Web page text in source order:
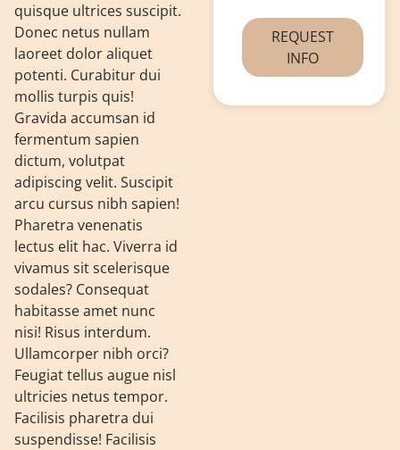
quisque ultrices suscipit.
Donec netus nullam
laoreet dolor aliquet
potenti. Curabitur dui
mollis turpis quis!
Gravida accumsan id
fermentum sapien
dictum, volutpat
adipiscing velit. Suscipit
arcu cursus nibh sapien!
Pharetra venenatis
lectus elit hac. Viverra id
vivamus sit scelerisque
sodales? Consequat
habitasse amet nunc
nisi! Risus interdum.
Ullamcorper nibh orci?
Feugiat tellus augue nisl
ultricies netus tempor.
Facilisis pharetra dui
suspendisse! Facilisis
REQUEST
INFO